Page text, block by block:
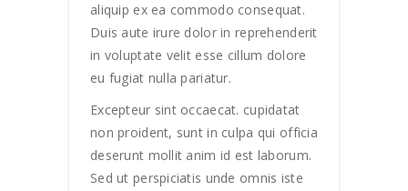
aliquip ex ea commodo consequat.
Duis aute irure dolor in reprehenderit
in voluptate velit esse cillum dolore
eu fugiat nulla pariatur.
Excepteur sint occaecat. cupidatat
non proident, sunt in culpa qui officia
deserunt mollit anim id est laborum.
Sed ut perspiciatis unde omnis iste